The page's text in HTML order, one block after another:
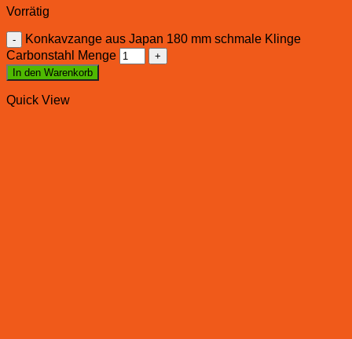
Vorrätig
Konkavzange aus Japan 180 mm schmale Klinge
Carbonstahl Menge
In den Warenkorb
Quick View